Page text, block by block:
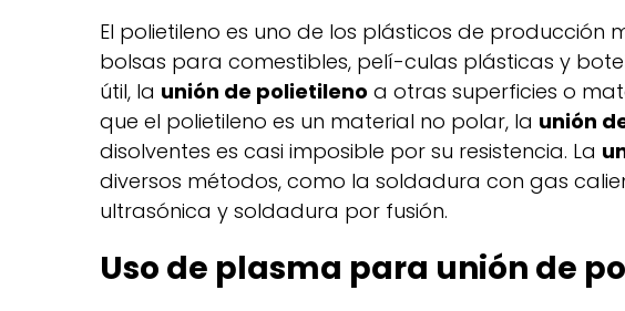
El polietileno es uno de los plásticos de producción
bolsas para comestibles, pelí-culas plásticas y
útil, la unión de polietileno a otras superficies o
que el polietileno es un material no polar, la unión
disolventes es casi imposible por su resistencia. La
diversos métodos, como la soldadura con gas
ultrasónica y soldadura por fusión.
Uso de plasma para unión de